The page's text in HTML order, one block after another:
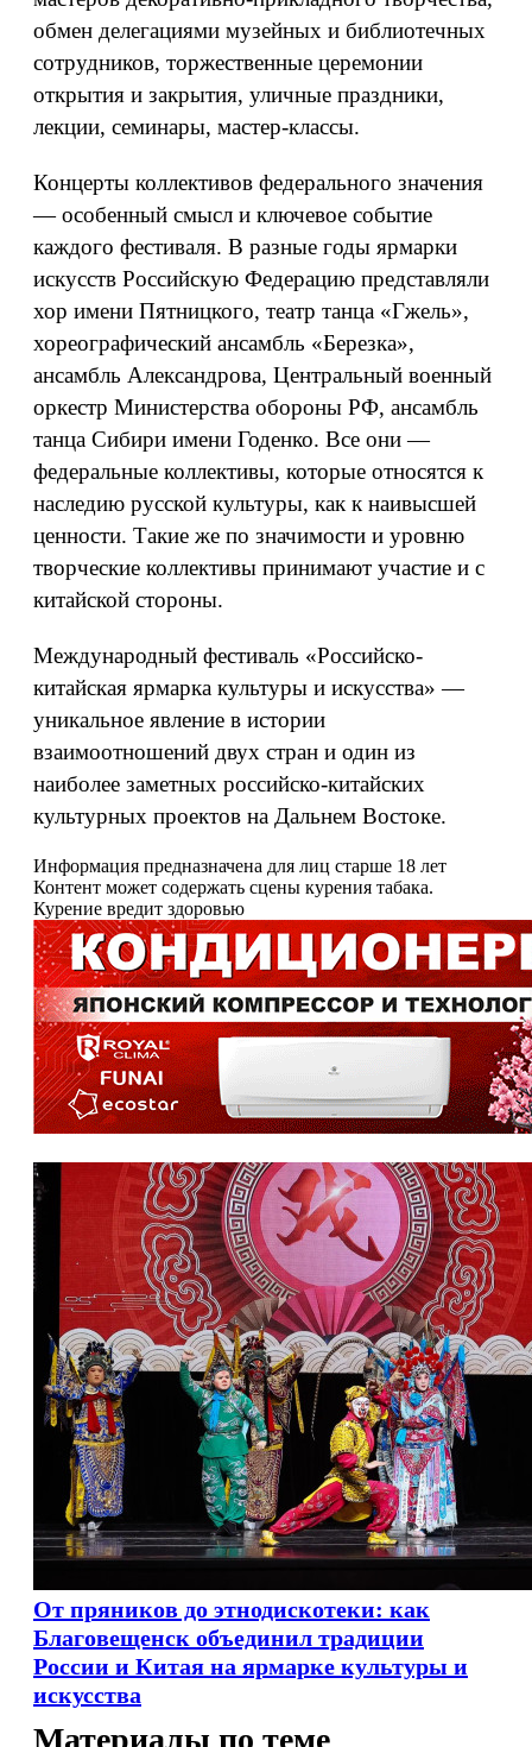
обмен делегациями музейных и библиотечных
сотрудников, торжественные церемонии
открытия и закрытия, уличные праздники,
лекции, семинары, мастер-классы.
Концерты коллективов федерального значения
— особенный смысл и ключевое событие
каждого фестиваля. В разные годы ярмарки
искусств Российскую Федерацию представляли
хор имени Пятницкого, театр танца «Гжель»,
хореографический ансамбль «Березка»,
ансамбль Александрова, Центральный военный
оркестр Министерства обороны РФ, ансамбль
танца Сибири имени Годенко. Все они —
федеральные коллективы, которые относятся к
наследию русской культуры, как к наивысшей
ценности. Такие же по значимости и уровню
творческие коллективы принимают участие и с
китайской стороны.
Международный фестиваль «Российско-
китайская ярмарка культуры и искусства» —
уникальное явление в истории
взаимоотношений двух стран и один из
наиболее заметных российско-китайских
культурных проектов на Дальнем Востоке.
Информация предназначена для лиц старше 18 лет
Контент может содержать сцены курения табака.
Курение вредит здоровью
От пряников до этнодискотеки: как
Благовещенск объединил традиции
России и Китая на ярмарке культуры и
искусства
Материалы по теме